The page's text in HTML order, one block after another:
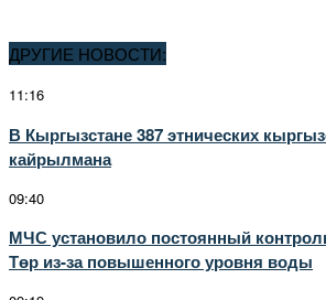
ДРУГИЕ НОВОСТИ:
11:16
В Кыргызстане 387 этнических
кайрылмана
09:40
МЧС установило постоянный
Төр из-за повышенного уровня воды